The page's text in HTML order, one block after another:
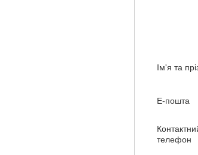
Ім'я та
Е-пошта
телефон